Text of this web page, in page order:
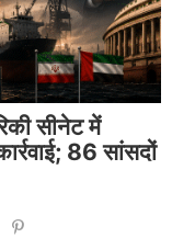
सीनेट में
86 सांसदों